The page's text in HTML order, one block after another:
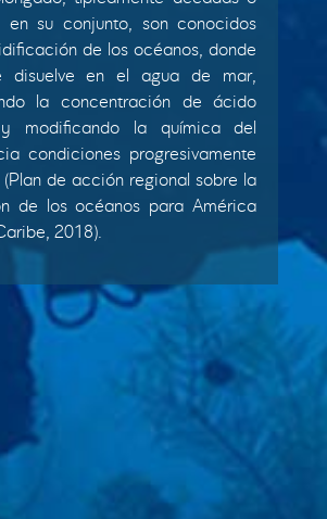
en su conjunto, son conocidos
de los océanos, donde
disuelve en el agua de mar,
la concentración de ácido
modificando la química del
condiciones progresivamente
de acción regional sobre la
de los océanos para América
2018).